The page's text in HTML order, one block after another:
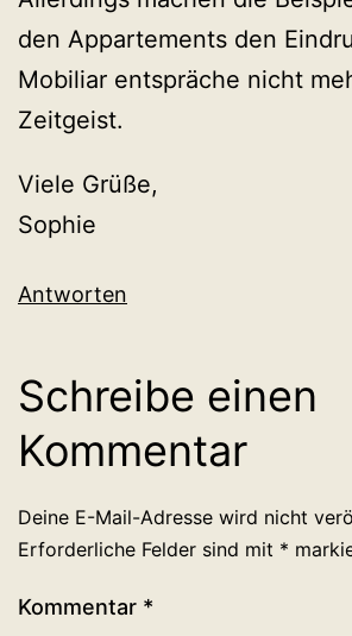
den Appartements den
Mobiliar entspräche nicht
Zeitgeist.
Viele Grüße,
Sophie
Antworten
Schreibe einen
Kommentar
Deine E-Mail-Adresse wird nicht
Erforderliche Felder sind mit *
Kommentar *